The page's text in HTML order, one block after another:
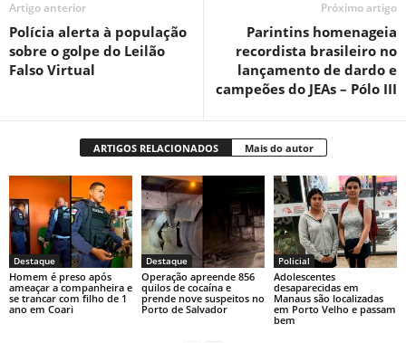
Artigo anterior
Polícia alerta à população
sobre o golpe do Leilão
Falso Virtual
Próximo artigo
Parintins homenageia
recordista brasileiro no
lançamento de dardo e
campeões do JEAs – Pólo III
ARTIGOS RELACIONADOS Mais do autor
Destaque
Homem é preso após
ameaçar a companheira e
se trancar com filho de 1
ano em Coari
Destaque
Operação apreende 856
quilos de cocaína e
prende nove suspeitos no
Porto de Salvador
Policial
Adolescentes
desaparecidas em
Manaus são localizadas
em Porto Velho e passam
bem